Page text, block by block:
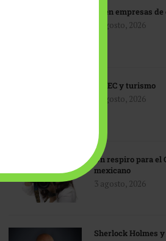
IA en empresas
3 agosto, 2026
TMEC y turismo
3 agosto, 2026
Un respiro para el
mexicano
3 agosto, 2026
Sherlock Holmes